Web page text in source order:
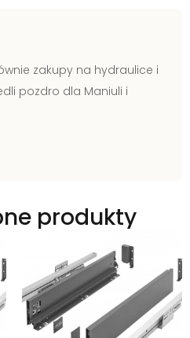
zakupy na hydraulice i
pozdro dla Maniuli i
produkty